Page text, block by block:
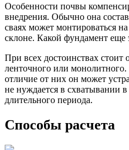
Особенности почвы
внедрения. Обычно она
сваях может монтироваться
склоне. Какой фундамент еще
При всех достоинствах
ленточного или
отличие от них он может
не нуждается в схватывании в
длительного периода.
Способы расчета